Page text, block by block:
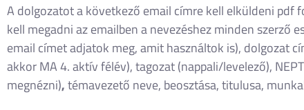
A dolgozatot a következő email címre kell elküldeni pdf
kell megadni az emailben a nevezéshez minden szerző
email címet adjatok meg, amit használtok is), dolgozat
akkor MA 4. aktív félév), tagozat (nappali/levelező),
megnézni),témavezető neve, beosztása, titulusa,